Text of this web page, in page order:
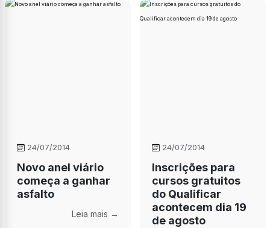
24/07/2014
Novo anel viário
começa a ganhar
asfalto
Leia mais →
24/07/2014
Inscrições para
cursos gratuitos
do Qualificar
acontecem dia 19
de agosto